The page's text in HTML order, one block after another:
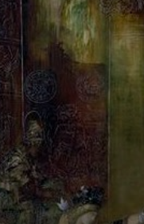
publicó
oficial